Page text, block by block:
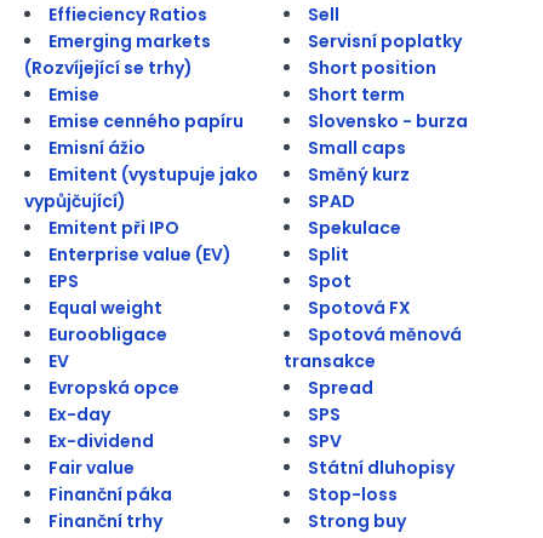
Effieciency Ratios
Emerging markets
(Rozvíjející se trhy)
Emise
Emise cenného papíru
Emisní ážio
Emitent (vystupuje jako
vypůjčující)
Emitent při IPO
Enterprise value (EV)
EPS
Equal weight
Euroobligace
EV
Evropská opce
Ex-day
Ex-dividend
Fair value
Finanční páka
Finanční trhy
Sell
Servisní poplatky
Short position
Short term
Slovensko - burza
Small caps
Směný kurz
SPAD
Spekulace
Split
Spot
Spotová FX
Spotová měnová
transakce
Spread
SPS
SPV
Státní dluhopisy
Stop-loss
Strong buy